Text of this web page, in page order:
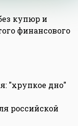
купюр и
финансового
"хрупкое дно"
российской